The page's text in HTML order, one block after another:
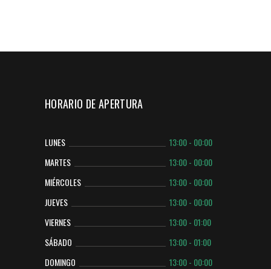
HORARIO DE APERTURA
LUNES
13:00 - 00:00
MARTES
13:00 - 00:00
MIÉRCOLES
13:00 - 00:00
JUEVES
13:00 - 00:00
VIERNES
13:00 - 01:00
SÁBADO
13:00 - 01:00
DOMINGO
13:00 - 00:00